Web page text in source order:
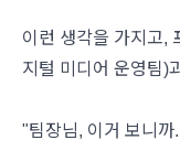
이런 생각을 가지고,
지털 미디어 운영팀)
"팀장님, 이거 보니까